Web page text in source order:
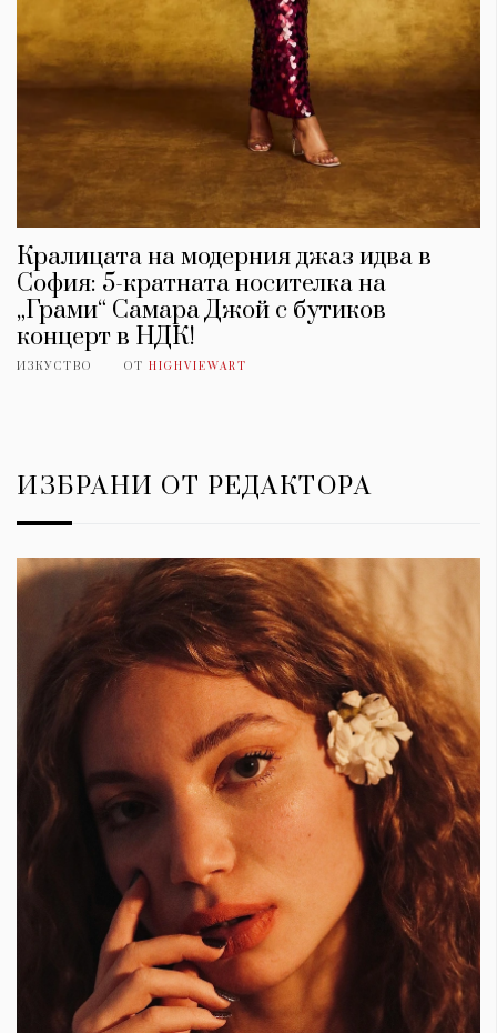
Кралицата на модерния джаз идва в
София: 5-кратната носителка на
„Грами“ Самара Джой с бутиков
концерт в НДК!
ИЗКУСТВО ОТ HIGHVIEWART
ИЗБРАНИ ОТ РЕДАКТОРА